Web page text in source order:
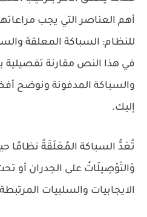
أهم العناصر التي يجب
للنظام: السباكة المعلقة
في هذا النص مقارنة تفصيلية
والسباكة المدفونة ونوضح
إليك.
تُعَدُّ السباكة المُعَلَقَةُ نظامًا
وَالتَوْصِيلَاتُ على الجدران أو
الايجابيات والسلبيات